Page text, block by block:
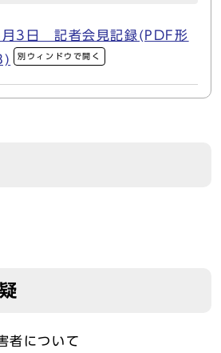
3日 記者会見記録(PDF形
別ウィンドウで開く
者について